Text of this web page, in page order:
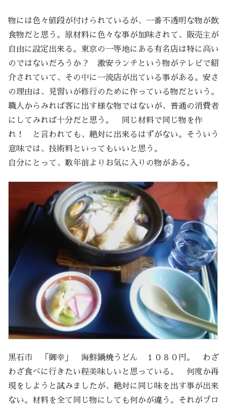
物には色々値段が付けられているが、一番不透明な物が飲
食物だと思う。原材料に色々な事が加味されて、販売主が
自由に設定出来る。東京の一等地にある有名店は特に高い
のではないだろうか？ 激安ランチという物がテレビで紹
介されていて、その中に一流店が出ている事がある。安さ
の理由は、見習いが修行のために作っている物だという。
職人からみれば客に出す様な物ではないが、普通の消費者
にしてみれば十分だと思う。 同じ材料で同じ物を作
れ！ と言われても、絶対に出来るはずがない。そういう
意味では、技術料といってもいいと思う。
自分にとって、数年前よりお気に入りの物がある。
黒石市 「御幸」 海鮮鍋焼うどん １０８０円。 わざ
わざ食べに行きたい程美味しいと思っている。 何度か再
現をしようと試みましたが、絶対に同じ味を出す事が出来
ない。材料を全て同じ物にしても何かが違う。それがプロ